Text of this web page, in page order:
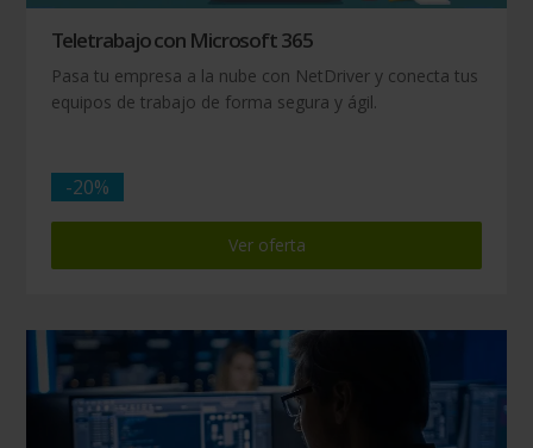
Teletrabajo con Microsoft 365
Pasa tu empresa a la nube con NetDriver y conecta tus
equipos de trabajo de forma segura y ágil.
-20%
Ver oferta